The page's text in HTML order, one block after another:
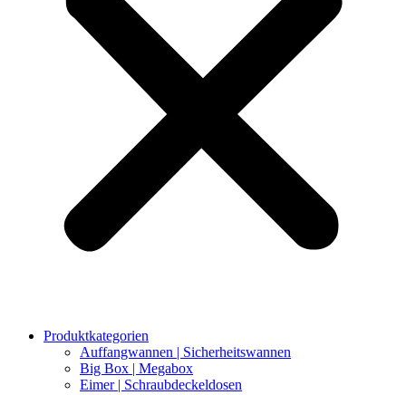
Produktkategorien
Auffangwannen | Sicherheitswannen
Big Box | Megabox
Eimer | Schraubdeckeldosen